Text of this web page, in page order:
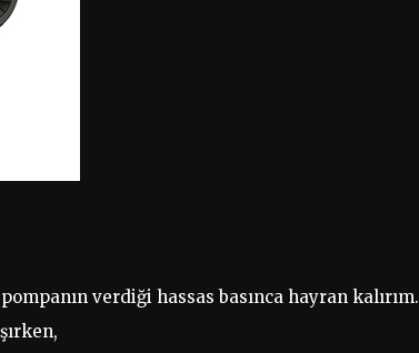
verdiği hassas basınca hayran kalırım.